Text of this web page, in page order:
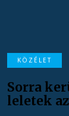
KÖZÉLET
Sorra
leletek